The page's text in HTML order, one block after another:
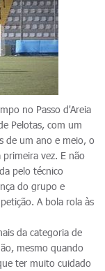
no Passo d'Areia
Pelotas, com um
de um ano e meio, o
vez. E não
pelo técnico
do grupo e
A bola rola às
da categoria de
mesmo quando
ter muito cuidado